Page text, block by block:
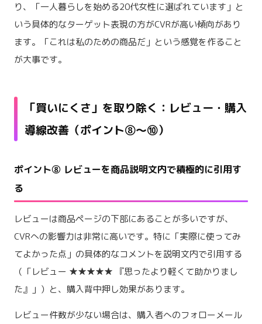
り、「一人暮らしを始める20代女性に選ばれています」と
いう具体的なターゲット表現の方がCVRが高い傾向があり
ます。「これは私のための商品だ」という感覚を作ること
が大事です。
「買いにくさ」を取り除く：レビュー・購入
導線改善（ポイント⑧〜⑩）
ポイント⑧ レビューを商品説明文内で積極的に引用す
る
レビューは商品ページの下部にあることが多いですが、
CVRへの影響力は非常に高いです。特に「実際に使ってみ
てよかった点」の具体的なコメントを説明文内で引用する
（「レビュー ★★★★★ 『思ったより軽くて助かりまし
た』」）と、購入背中押し効果があります。
レビュー件数が少ない場合は、購入者へのフォローメール